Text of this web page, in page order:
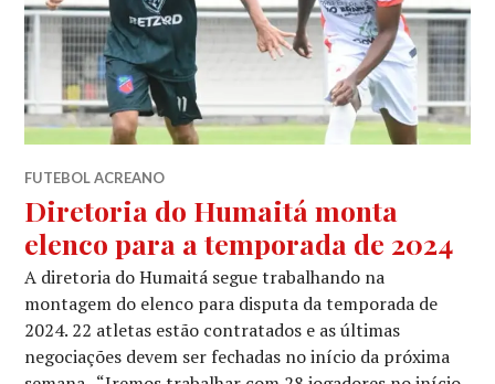
FUTEBOL ACREANO
Diretoria do Humaitá monta
elenco para a temporada de 2024
A diretoria do Humaitá segue trabalhando na
montagem do elenco para disputa da temporada de
2024. 22 atletas estão contratados e as últimas
negociações devem ser fechadas no início da próxima